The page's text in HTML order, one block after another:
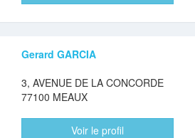
Gerard GARCIA
3, AVENUE DE LA CONCORDE
77100 MEAUX
Voir le profil